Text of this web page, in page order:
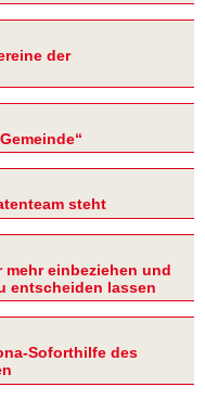
der
steht
mehr einbeziehen und
entscheiden lassen
Soforthilfe des